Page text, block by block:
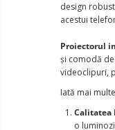
design
acestui
Proiectorul
și comodă
videoclipuri,
Iată mai
Calitatea
o